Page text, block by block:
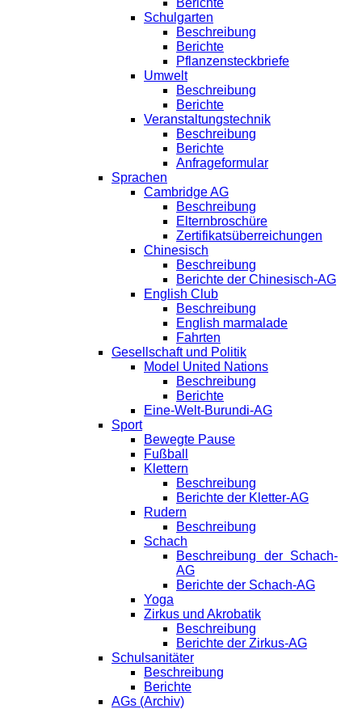
Berichte
Schulgarten
Beschreibung
Berichte
Pflanzensteckbriefe
Umwelt
Beschreibung
Berichte
Veranstaltungstechnik
Beschreibung
Berichte
Anfrageformular
Sprachen
Cambridge AG
Beschreibung
Elternbroschüre
Zertifikatsüberreichungen
Chinesisch
Beschreibung
Berichte der Chinesisch-AG
English Club
Beschreibung
English marmalade
Fahrten
Gesellschaft und Politik
Model United Nations
Beschreibung
Berichte
Eine-Welt-Burundi-AG
Sport
Bewegte Pause
Fußball
Klettern
Beschreibung
Berichte der Kletter-AG
Rudern
Beschreibung
Schach
Beschreibung der Schach-
AG
Berichte der Schach-AG
Yoga
Zirkus und Akrobatik
Beschreibung
Berichte der Zirkus-AG
Schulsanitäter
Beschreibung
Berichte
AGs (Archiv)